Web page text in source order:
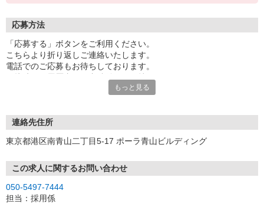
応募方法
「応募する」ボタンをご利用ください。
こちらより折り返しご連絡いたします。
電話でのご応募もお待ちしております。
※お電話でのお問い合わせは、光IP電話、及びIP電話からはご利用
もっと見る
連絡先住所
東京都港区南青山二丁目5-17 ポーラ青山ビルディング
この求人に関するお問い合わせ
050-5497-7444
担当：採用係